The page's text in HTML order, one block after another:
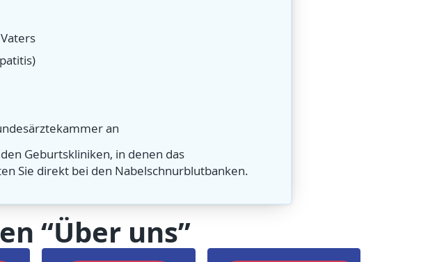
an
Geburtskliniken, in denen das
Sie direkt bei den Nabelschnurblutbanken.
“Über uns”